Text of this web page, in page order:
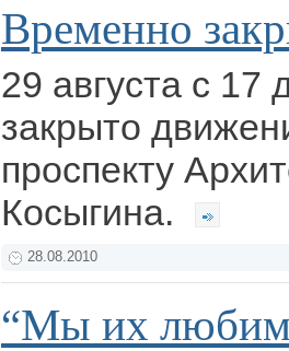
Временно
29 августа с 17
закрыто
проспекту
Косыгина.
28.08.2010
“Мы их любим